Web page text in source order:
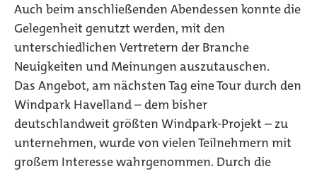
Auch beim anschließenden Abendessen konnte die
Gelegenheit genutzt werden, mit den
unterschiedlichen Vertretern der Branche
Neuigkeiten und Meinungen auszutauschen.
Das Angebot, am nächsten Tag eine Tour durch den
Windpark Havelland – dem bisher
deutschlandweit größten Windpark-Projekt – zu
unternehmen, wurde von vielen Teilnehmern mit
großem Interesse wahrgenommen. Durch die